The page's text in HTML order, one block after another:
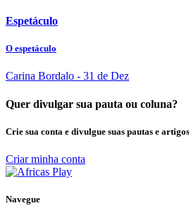
Espetáculo
O espetáculo
Carina Bordalo - 31 de Dez
Quer divulgar sua pauta ou coluna?
Crie sua conta e divulgue suas pautas e
Criar minha conta
Navegue